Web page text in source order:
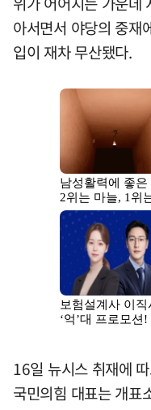
아서면서 야당의 중재
입이 재차 무산됐다.
16일 뉴시스 취재에
국민의힘 대표는 개표